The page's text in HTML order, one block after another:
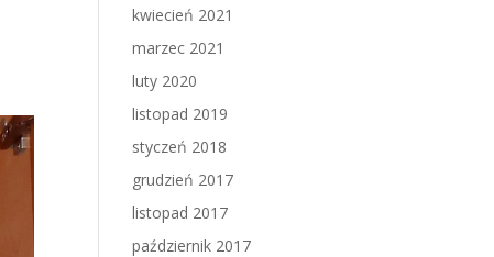
kwiecień 2021
marzec 2021
luty 2020
listopad 2019
styczeń 2018
grudzień 2017
listopad 2017
październik 2017